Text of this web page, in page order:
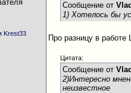
Сообщение от
1) Хотелось бы
Про разницу в
Цитата:
Сообщение от
2)Интересно
неизвестное